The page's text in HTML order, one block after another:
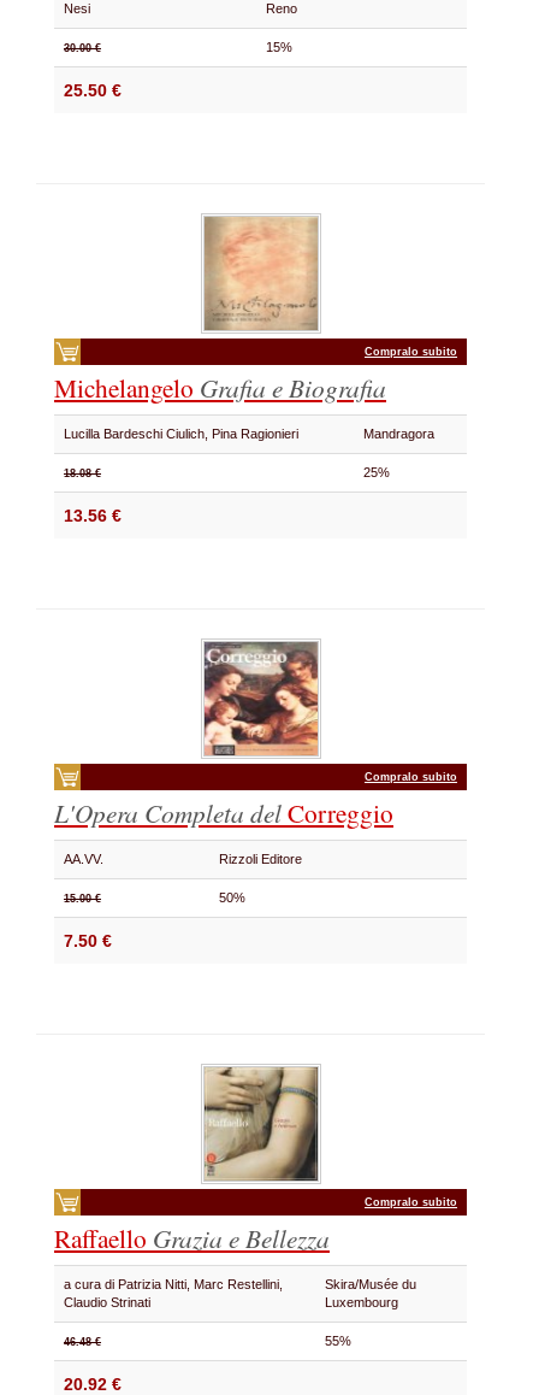
Nesi Reno
30.00 € 15%
25.50 €
Compralo subito
Michelangelo Grafia e Biografia
Lucilla Bardeschi Ciulich, Pina Ragionieri Mandragora
18.08 € 25%
13.56 €
Compralo subito
L'Opera Completa delCorreggio
AA.VV. Rizzoli Editore
15.00 € 50%
7.50 €
Compralo subito
Raffaello Grazia e Bellezza
a cura di Patrizia Nitti, Marc Restellini,
Claudio Strinati
Skira/Musée du
Luxembourg
46.48 € 55%
20.92 €